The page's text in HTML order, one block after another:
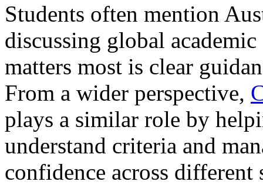
Students often mention
discussing global
matters most is clear
From a wider perspective,
plays a similar role by
understand criteria and
confidence across